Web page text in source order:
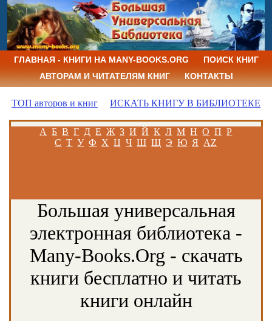
ГЛАВНАЯ - КНИГИ НА MANY-BOOKS.ORG
ПОИСК КНИГ
АВТОРАМ И ЧИТАТЕЛЯМ КНИГ
КОНТАКТЫ
ТОП авторов и книг ИСКАТЬ КНИГУ В БИБЛИОТЕКЕ
А Б В Г Д Е Ж З И Й К Л М Н О П Р
С Т У Ф Х Ц Ч Ш Щ Э Ю Я AZ
Большая универсальная
электронная библиотека -
Many-Books.Org - скачать
книги бесплатно и читать
книги онлайн